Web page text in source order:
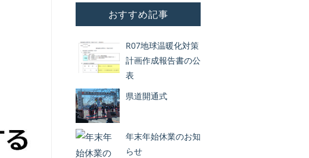
おすすめ記事
R07地球温暖化対策
計画作成報告書の公
表
県道開通式
年末年始休業のお知
らせ